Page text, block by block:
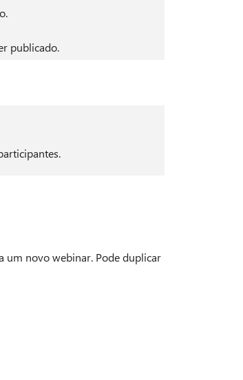
publicado.
um novo webinar. Pode duplicar